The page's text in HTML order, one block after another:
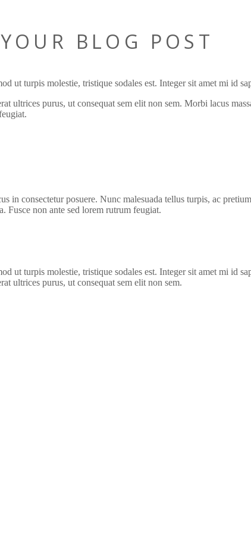
BLOG POST
turpis molestie, tristique sodales est. Integer sit amet mi id
ultrices purus, ut consequat sem elit non sem. Morbi lacus
in consectetur posuere. Nunc malesuada tellus turpis, ac
Fusce non ante sed lorem rutrum feugiat.
turpis molestie, tristique sodales est. Integer sit amet mi id
ultrices purus, ut consequat sem elit non sem.